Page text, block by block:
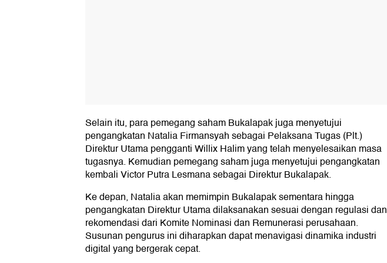
Selain itu, para pemegang saham Bukalapak juga menyetujui
pengangkatan Natalia Firmansyah sebagai Pelaksana Tugas (Plt.)
Direktur Utama pengganti Willix Halim yang telah menyelesaikan masa
tugasnya. Kemudian pemegang saham juga menyetujui pengangkatan
kembali Victor Putra Lesmana sebagai Direktur Bukalapak.
Ke depan, Natalia akan memimpin Bukalapak sementara hingga
pengangkatan Direktur Utama dilaksanakan sesuai dengan regulasi dan
rekomendasi dari Komite Nominasi dan Remunerasi perusahaan.
Susunan pengurus ini diharapkan dapat menavigasi dinamika industri
digital yang bergerak cepat.